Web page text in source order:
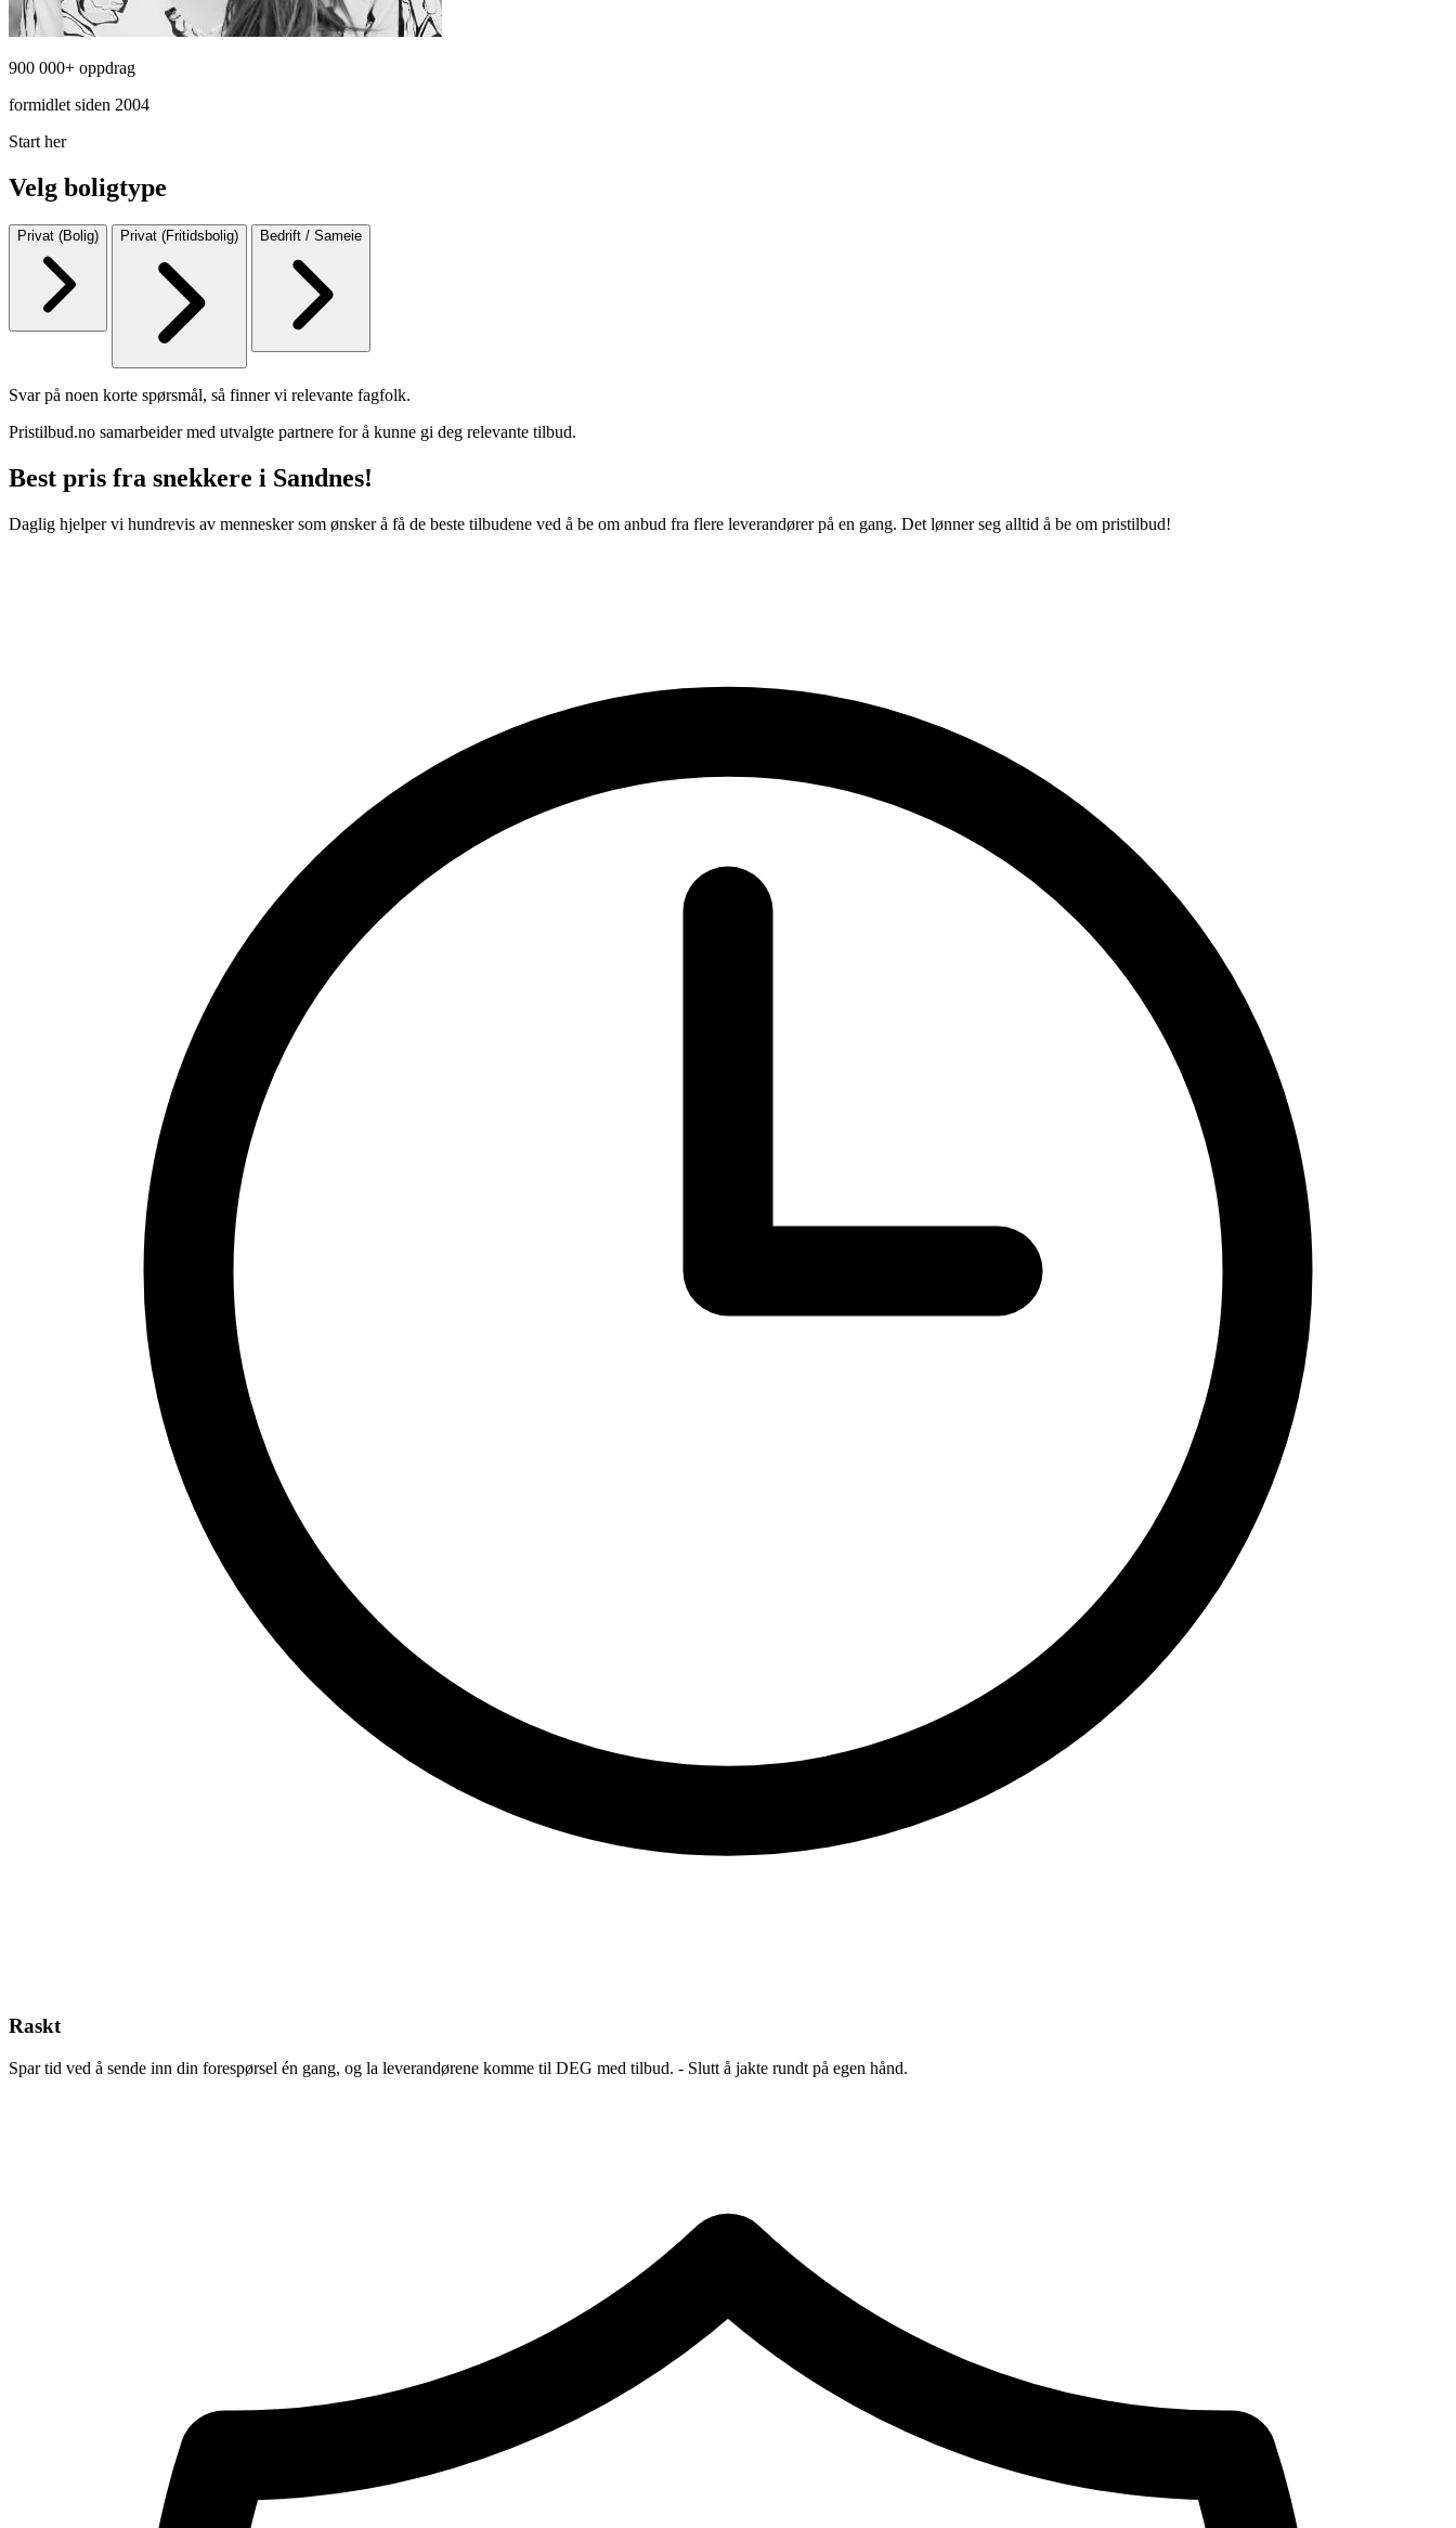
900 000+ oppdrag
formidlet siden 2004
Start her
Velg boligtype
Privat (Bolig) Privat (Fritidsbolig) Bedrift / Sameie
Svar på noen korte spørsmål, så finner vi relevante fagfolk.
Pristilbud.no samarbeider med utvalgte partnere for å kunne gi deg relevante tilbud.
Best pris fra snekkere i Sandnes!
Daglig hjelper vi hundrevis av mennesker som ønsker å få de beste tilbudene ved å be om anbud fra flere leverandører på en gang. Det lønner seg alltid å be om pristilbud!
Raskt
Spar tid ved å sende inn din forespørsel én gang, og la leverandørene komme til DEG med tilbud. - Slutt å jakte rundt på egen hånd.